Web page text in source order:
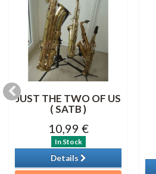
JUST THE TWO OF US
( SATB )
10,99 €
In Stock
Details